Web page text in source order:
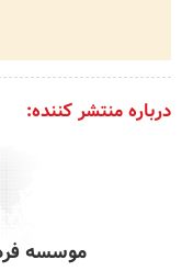
درباره منتشر کننده:
موسسه